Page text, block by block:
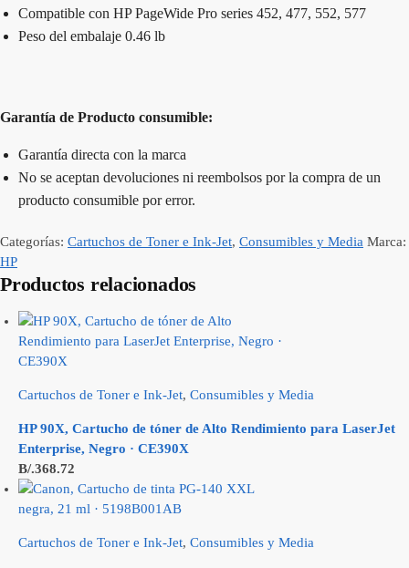
Compatible con HP PageWide Pro series 452, 477, 552, 577
Peso del embalaje 0.46 lb
Garantía de Producto consumible:
Garantía directa con la marca
No se aceptan devoluciones ni reembolsos por la compra de un
producto consumible por error.
Categorías: Cartuchos de Toner e Ink-Jet, Consumibles y Media Marca:
HP
Productos relacionados
Cartuchos de Toner e Ink-Jet, Consumibles y Media
HP 90X, Cartucho de tóner de Alto Rendimiento para LaserJet
Enterprise, Negro · CE390X
B/.368.72
Cartuchos de Toner e Ink-Jet, Consumibles y Media